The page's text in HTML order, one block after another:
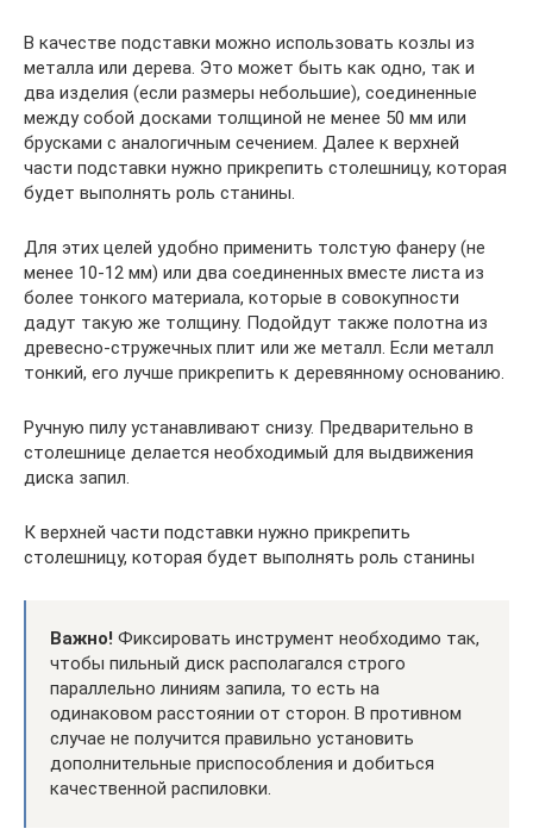
В качестве подставки можно использовать козлы из
металла или дерева. Это может быть как одно, так и
два изделия (если размеры небольшие), соединенные
между собой досками толщиной не менее 50 мм или
брусками с аналогичным сечением. Далее к верхней
части подставки нужно прикрепить столешницу, которая
будет выполнять роль станины.
Для этих целей удобно применить толстую фанеру (не
менее 10-12 мм) или два соединенных вместе листа из
более тонкого материала, которые в совокупности
дадут такую же толщину. Подойдут также полотна из
древесно-стружечных плит или же металл. Если металл
тонкий, его лучше прикрепить к деревянному основанию.
Ручную пилу устанавливают снизу. Предварительно в
столешнице делается необходимый для выдвижения
диска запил.
К верхней части подставки нужно прикрепить
столешницу, которая будет выполнять роль станины
Важно! Фиксировать инструмент необходимо так,
чтобы пильный диск располагался строго
параллельно линиям запила, то есть на
одинаковом расстоянии от сторон. В противном
случае не получится правильно установить
дополнительные приспособления и добиться
качественной распиловки.